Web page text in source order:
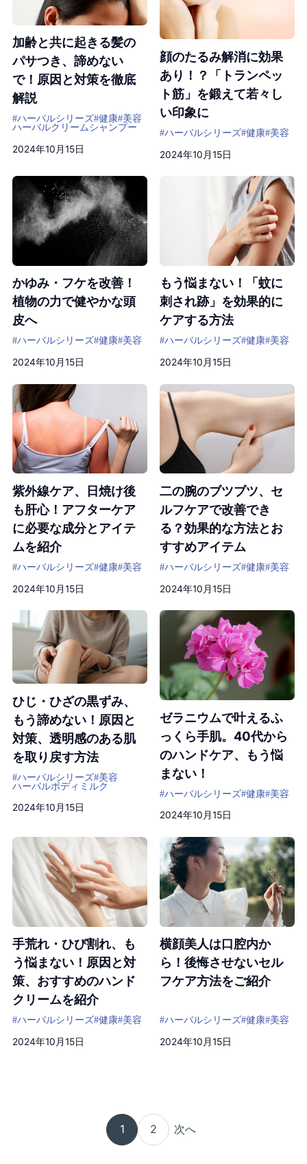
加齢と共に起きる髪の
パサつき、諦めない
で！原因と対策を徹底
解説
#ハーバルシリーズ#健康#美容
ハーバルクリームシャンプー
2024年10月15日
顔のたるみ解消に効果
あり！？「トランペッ
ト筋」を鍛えて若々し
い印象に
#ハーバルシリーズ#健康#美容
2024年10月15日
かゆみ・フケを改善！
植物の力で健やかな頭
皮へ
#ハーバルシリーズ#健康#美容
2024年10月15日
もう悩まない！「蚊に
刺され跡」を効果的に
ケアする方法
#ハーバルシリーズ#健康#美容
2024年10月15日
紫外線ケア、日焼け後
も肝心！アフターケア
に必要な成分とアイテ
ムを紹介
#ハーバルシリーズ#健康#美容
2024年10月15日
二の腕のブツブツ、セ
ルフケアで改善でき
る？効果的な方法とお
すすめアイテム
#ハーバルシリーズ#健康#美容
2024年10月15日
ひじ・ひざの黒ずみ、
もう諦めない！原因と
対策、透明感のある肌
を取り戻す方法
#ハーバルシリーズ#美容
ハーバルボディミルク
2024年10月15日
ゼラニウムで叶えるふ
っくら手肌。40代から
のハンドケア、もう悩
まない！
#ハーバルシリーズ#健康#美容
2024年10月15日
手荒れ・ひび割れ、も
う悩まない！原因と対
策、おすすめのハンド
クリームを紹介
#ハーバルシリーズ#健康#美容
2024年10月15日
横顔美人は口腔内か
ら！後悔させないセル
フケア方法をご紹介
#ハーバルシリーズ#健康#美容
2024年10月15日
1 2 次へ